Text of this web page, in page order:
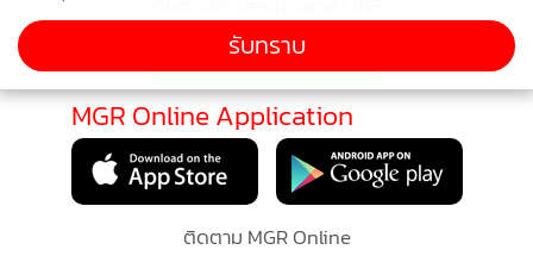
MGR Online Application
ติดตาม MGR Online
รับทราบ